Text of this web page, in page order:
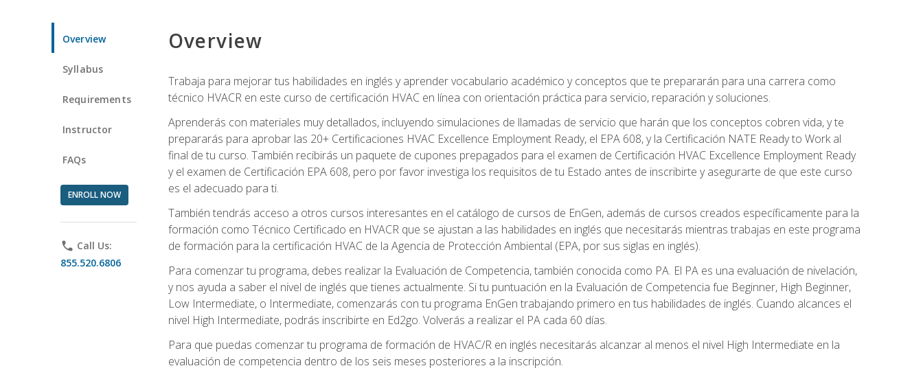
Overview
Syllabus
Requirements
Instructor
FAQs
ENROLL NOW
phone Call Us:
855.520.6806
Overview
Trabaja para mejorar tus habilidades en inglés y aprender vocabulario académico y conceptos que te prepararán para una carrera como
técnico HVACR en este curso de certificación HVAC en línea con orientación práctica para servicio, reparación y soluciones.
Aprenderás con materiales muy detallados, incluyendo simulaciones de llamadas de servicio que harán que los conceptos cobren vida, y te
prepararás para aprobar las 20+ Certificaciones HVAC Excellence Employment Ready, el EPA 608, y la Certificación NATE Ready to Work al
final de tu curso. También recibirás un paquete de cupones prepagados para el examen de Certificación HVAC Excellence Employment Ready
y el examen de Certificación EPA 608, pero por favor investiga los requisitos de tu Estado antes de inscribirte y asegurarte de que este curso
es el adecuado para ti.
También tendrás acceso a otros cursos interesantes en el catálogo de cursos de EnGen, además de cursos creados específicamente para la
formación como Técnico Certificado en HVACR que se ajustan a las habilidades en inglés que necesitarás mientras trabajas en este programa
de formación para la certificación HVAC de la Agencia de Protección Ambiental (EPA, por sus siglas en inglés).
Para comenzar tu programa, debes realizar la Evaluación de Competencia, también conocida como PA. El PA es una evaluación de nivelación,
y nos ayuda a saber el nivel de inglés que tienes actualmente. Si tu puntuación en la Evaluación de Competencia fue Beginner, High Beginner,
Low Intermediate, o Intermediate, comenzarás con tu programa EnGen trabajando primero en tus habilidades de inglés. Cuando alcances el
nivel High Intermediate, podrás inscribirte en Ed2go. Volverás a realizar el PA cada 60 días.
Para que puedas comenzar tu programa de formación de HVAC/R en inglés necesitarás alcanzar al menos el nivel High Intermediate en la
evaluación de competencia dentro de los seis meses posteriores a la inscripción.